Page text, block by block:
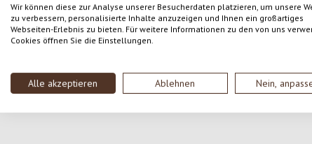
Wir können diese zur Analyse unserer Besucherdaten platzieren, um unsere
zu verbessern, personalisierte Inhalte anzuzeigen und Ihnen ein großartiges
Webseiten-Erlebnis zu bieten. Für weitere Informationen zu den von uns
Cookies öffnen Sie die Einstellungen.
Alle akzeptieren Ablehnen Nein,
Produktgalerie überspringen